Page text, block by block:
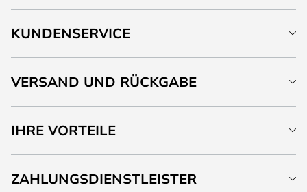
KUNDENSERVICE
VERSAND UND RÜCKGABE
IHRE VORTEILE
ZAHLUNGSDIENSTLEISTER